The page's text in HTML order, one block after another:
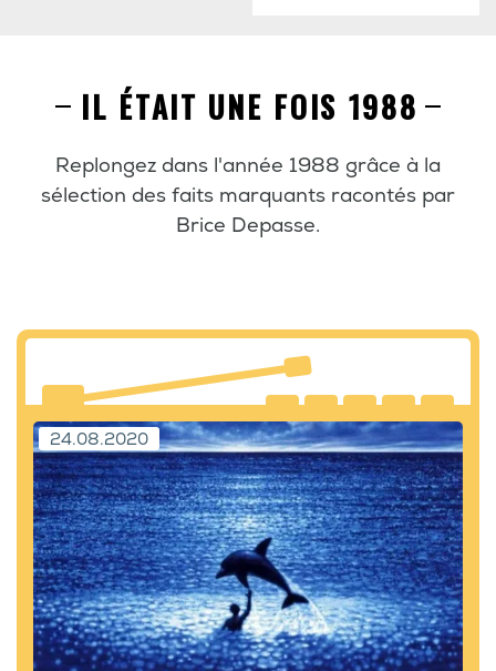
IL ÉTAIT UNE FOIS 1988
Replongez dans l'année 1988 grâce à la
sélection des faits marquants racontés par
Brice Depasse.
24.08.2020